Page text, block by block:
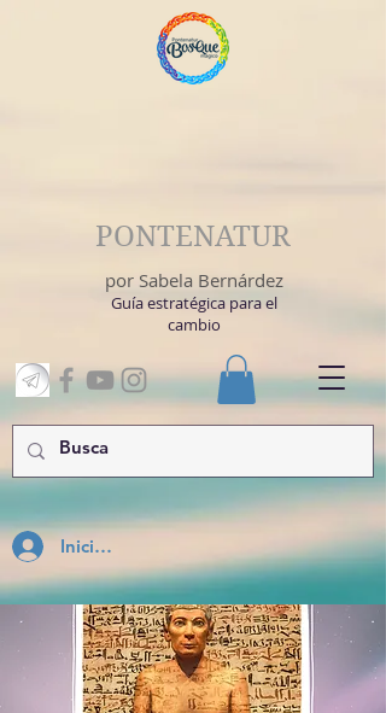
Inicia Sesión
PONTENATUR
por Sabela Bernárdez
Guía estratégica para el
cambio